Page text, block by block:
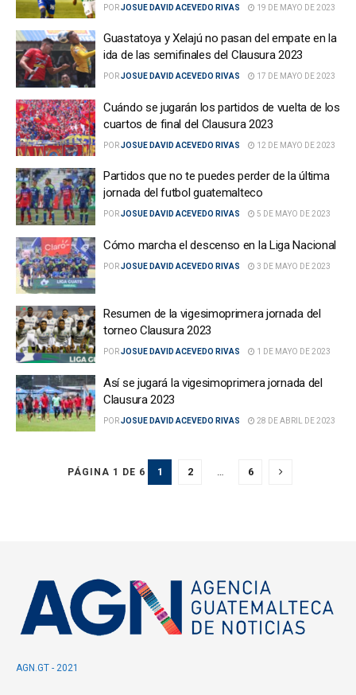
PORJOSUE DAVID ACEVEDO RIVAS 19 DE MAYO DE 2023
Guastatoya y Xelajú no pasan del empate en la
ida de las semifinales del Clausura 2023
PORJOSUE DAVID ACEVEDO RIVAS 17 DE MAYO DE 2023
Cuándo se jugarán los partidos de vuelta de los
cuartos de final del Clausura 2023
PORJOSUE DAVID ACEVEDO RIVAS 12 DE MAYO DE 2023
Partidos que no te puedes perder de la última
jornada del futbol guatemalteco
PORJOSUE DAVID ACEVEDO RIVAS 5 DE MAYO DE 2023
Cómo marcha el descenso en la Liga Nacional
PORJOSUE DAVID ACEVEDO RIVAS 3 DE MAYO DE 2023
Resumen de la vigesimoprimera jornada del
torneo Clausura 2023
PORJOSUE DAVID ACEVEDO RIVAS 1 DE MAYO DE 2023
Así se jugará la vigesimoprimera jornada del
Clausura 2023
PORJOSUE DAVID ACEVEDO RIVAS 28 DE ABRIL DE 2023
PÁGINA 1 DE 6 1 2 … 6
AGN.GT - 2021